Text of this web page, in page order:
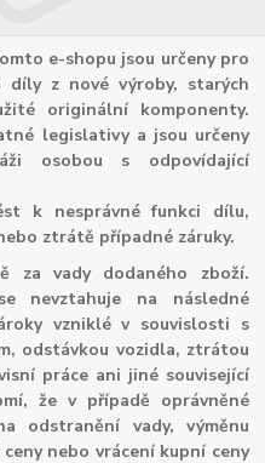
e-shopu jsou určeny pro
díly z nové výroby, starých
originální komponenty.
legislativy a jsou určeny
osobou s odpovídající
k nesprávné funkci dílu,
ztrátě případné záruky.
za vady dodaného zboží.
nevztahuje na následné
vzniklé v souvislosti s
odstávkou vozidla, ztrátou
práce ani jiné související
že v případě oprávněné
odstranění vady, výměnu
nebo vrácení kupní ceny